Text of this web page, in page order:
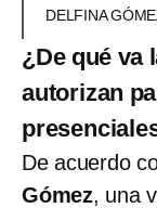
DELFINA
¿De qué va
autorizan
De acuerdo
Gómez, una